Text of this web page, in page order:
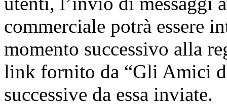
commerciale potrà essere
momento successivo alla
link fornito da “Gli Amici
successive da essa inviate.